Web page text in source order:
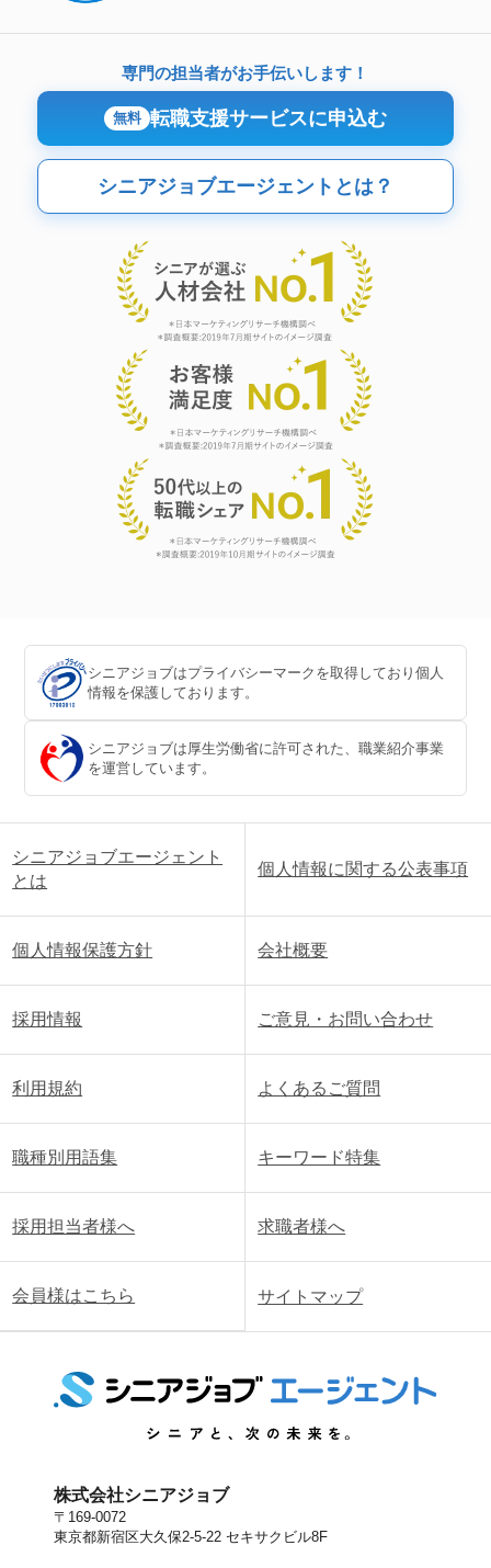
専門の担当者がお手伝いします！
無料 転職支援サービスに申込む
シニアジョブエージェントとは？
シニアジョブはプライバシーマークを取得しており個人
情報を保護しております。
シニアジョブは厚生労働省に許可された、職業紹介事業
を運営しています。
シニアジョブエージェント
とは
個人情報に関する公表事項
個人情報保護方針 会社概要
採用情報 ご意見・お問い合わせ
利用規約 よくあるご質問
職種別用語集 キーワード特集
採用担当者様へ 求職者様へ
会員様はこちら サイトマップ
株式会社シニアジョブ
〒169-0072
東京都新宿区大久保2-5-22 セキサクビル8F